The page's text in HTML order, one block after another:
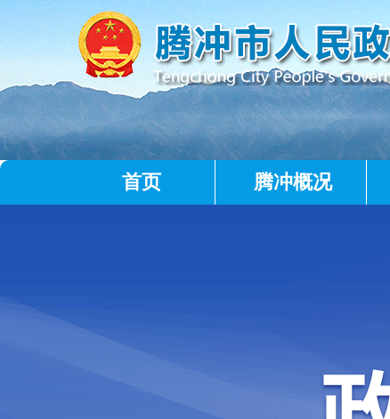
首页 腾冲概况